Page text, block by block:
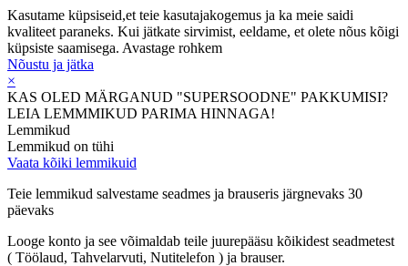
Kasutame küpsiseid,et teie kasutajakogemus ja ka meie saidi
kvaliteet paraneks. Kui jätkate sirvimist, eeldame, et olete nõus kõigi
küpsiste saamisega. Avastage rohkem
Nõustu ja jätka
×
KAS OLED MÄRGANUD "SUPERSOODNE" PAKKUMISI?
LEIA LEMMMIKUD PARIMA HINNAGA!
Lemmikud
Lemmikud on tühi
Vaata kõiki lemmikuid
Teie lemmikud salvestame seadmes ja brauseris järgnevaks 30
päevaks
Looge konto ja see võimaldab teile juurepääsu kõikidest seadmetest
( Töölaud, Tahvelarvuti, Nutitelefon ) ja brauser.